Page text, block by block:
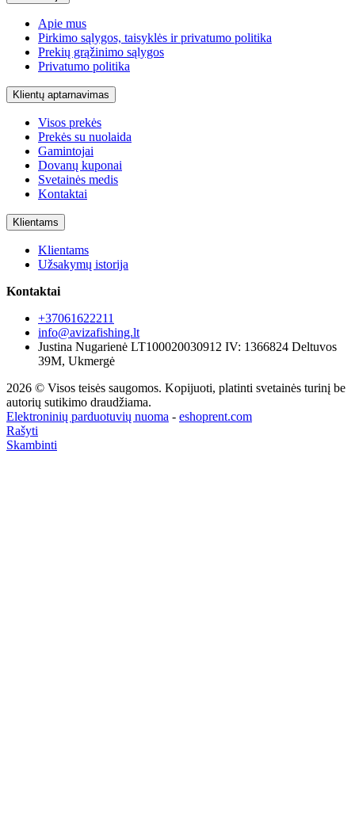
Apie mus
Pirkimo sąlygos, taisyklės ir privatumo politika
Prekių grąžinimo sąlygos
Privatumo politika
Klientų aptarnavimas
Visos prekės
Prekės su nuolaida
Gamintojai
Dovanų kuponai
Svetainės medis
Kontaktai
Klientams
Klientams
Užsakymų istorija
Kontaktai
+37061622211
info@avizafishing.lt
Justina Nugarienė LT100020030912 IV: 1366824 Deltuvos
39M, Ukmergė
2026 © Visos teisės saugomos. Kopijuoti, platinti svetainės turinį be
autorių sutikimo draudžiama.
Elektroninių parduotuvių nuoma - eshoprent.com
Rašyti
Skambinti